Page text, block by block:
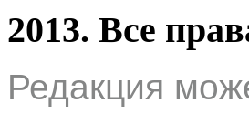
2013. Все
Редакция